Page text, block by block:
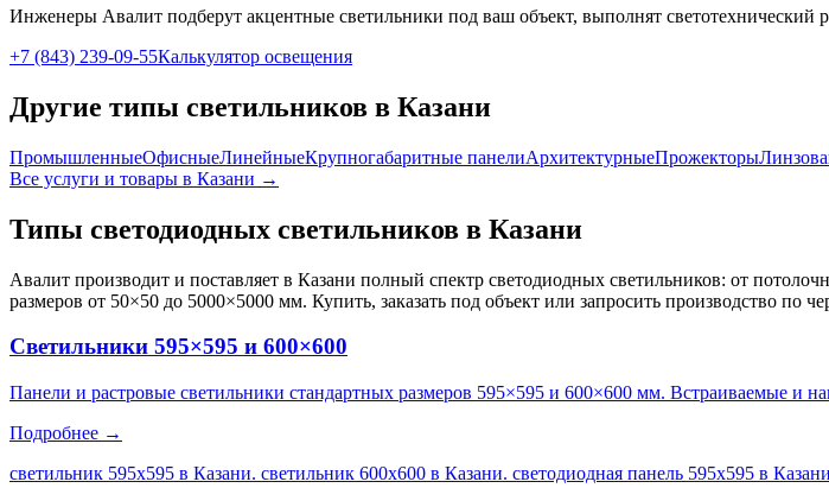
Инженеры Авалит подберут акцентные светильники под ваш объект, выполнят светотехнический
+7 (843) 239-09-55Калькулятор освещения
Другие типы светильников в Казани
ПромышленныеОфисныеЛинейныеКрупногабаритные панелиАрхитектурныеПрожекторы
Все услуги и товары в Казани →
Типы светодиодных светильников в Казани
Авалит производит и поставляет в Казани полный спектр светодиодных светильников: от
размеров от 50×50 до 5000×5000 мм. Купить, заказать под объект или запросить производство по
Светильники 595×595 и 600×600
Панели и растровые светильники стандартных размеров 595×595 и 600×600 мм. Встраиваемые и
Подробнее →
светильник 595х595 в Казани. светильник 600х600 в Казани. светодиодная панель 595х595 в